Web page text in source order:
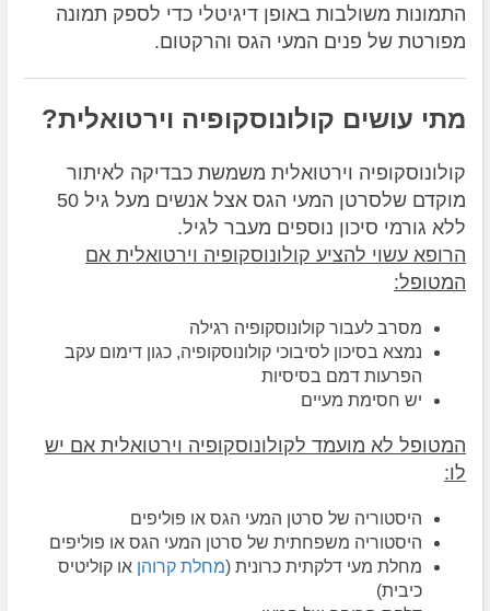
התמונות משולבות באופן דיגיטלי כדי לספק תמונה
מפורטת של פנים המעי הגס והרקטום.
מתי עושים קולונוסקופיה וירטואלית?
קולונוסקופיה וירטואלית משמשת כבדיקה לאיתור
מוקדם שלסרטן המעי הגס אצל אנשים מעל גיל 50
ללא גורמי סיכון נוספים מעבר לגיל.
הרופא עשוי להציע קולונוסקופיה וירטואלית אם
המטופל:
מסרב לעבור קולונוסקופיה רגילה
נמצא בסיכון לסיבוכי קולונוסקופיה, כגון דימום עקב
הפרעות דמם בסיסיות
יש חסימת מעיים
המטופל לא מועמד לקולונוסקופיה וירטואלית אם יש
לו:
היסטוריה של סרטן המעי הגס או פוליפים
היסטוריה משפחתית של סרטן המעי הגס או פוליפים
מחלת מעי דלקתית כרונית (מחלת קרוהן או קוליטיס
כיבית)